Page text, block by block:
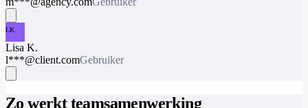
LK
Lisa K.
l***@client.comGebruiker
Zo werkt teamsamenwerking